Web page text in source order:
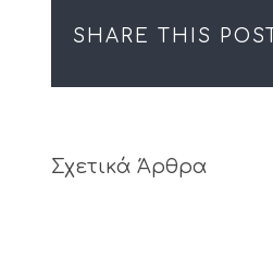
SHARE THIS POST
Σχετικά Άρθρα